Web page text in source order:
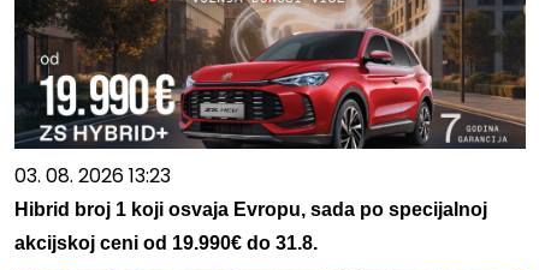
03. 08. 2026 13:23
Hibrid broj 1 koji osvaja Evropu, sada po specijalnoj
akcijskoj ceni od 19.990€ do 31.8.